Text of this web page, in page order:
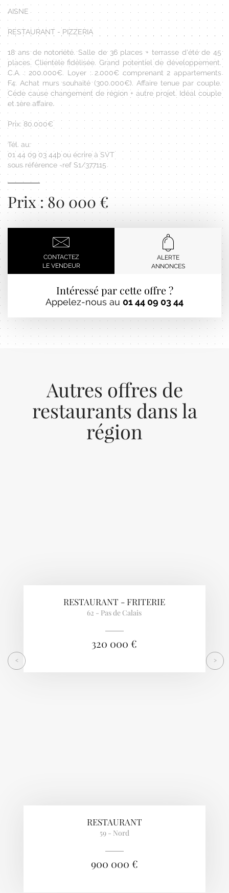
AISNE
RESTAURANT - PIZZERIA
18 ans de notoriété. Salle de 36 places + terrasse d'été de 45
places. Clientèle fidélisée. Grand potentiel de développement.
C.A. : 200.000€. Loyer : 2.000€ comprenant 2 appartements
F4. Achat murs souhaité (300.000€). Affaire tenue par couple.
Cède cause changement de région + autre projet. Idéal couple
et 1ère affaire.
Prix: 80.000€
Tél. au:
01 44 09 03 44þ ou écrire à SVT
sous référence -ref S1/377115
Prix : 80 000 €
CONTACTEZ
LE VENDEUR
ALERTE
ANNONCES
Intéressé par cette offre ?
Appelez-nous au 01 44 09 03 44
Autres offres de
restaurants dans la
région
RESTAURANT - FRITERIE
62 - Pas de Calais
320 000 €
RESTAURANT
59 - Nord
900 000 €
< >